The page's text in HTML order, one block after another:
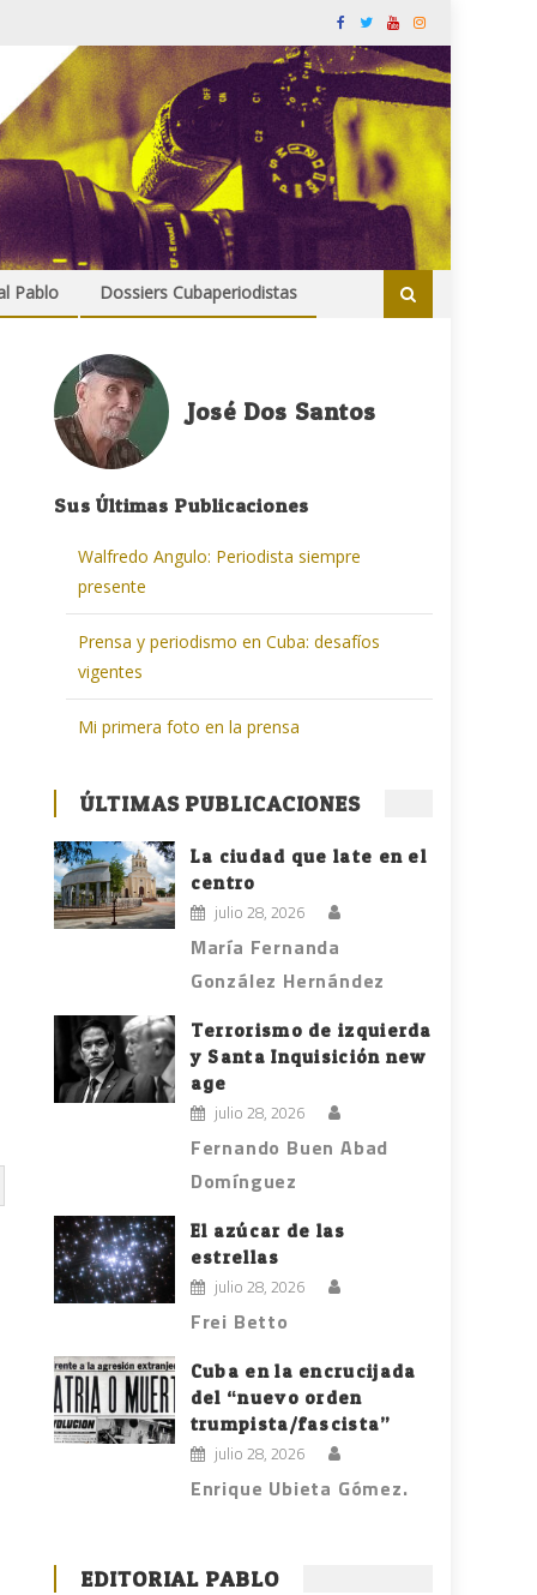
Pablo Dossiers Cubaperiodistas
José Dos Santos
Sus Últimas Publicaciones
Walfredo Angulo: Periodista siempre
presente
Prensa y periodismo en Cuba: desafíos
vigentes
Mi primera foto en la prensa
ÚLTIMAS PUBLICACIONES
La ciudad que late en el
centro
julio 28, 2026
María Fernanda
González Hernández
Terrorismo de izquierda
y Santa Inquisición new
age
julio 28, 2026
Fernando Buen Abad
Domínguez
El azúcar de las
estrellas
julio 28, 2026
Frei Betto
Cuba en la encrucijada
del “nuevo orden
trumpista/fascista”
julio 28, 2026
Enrique Ubieta Gómez.
EDITORIAL PABLO